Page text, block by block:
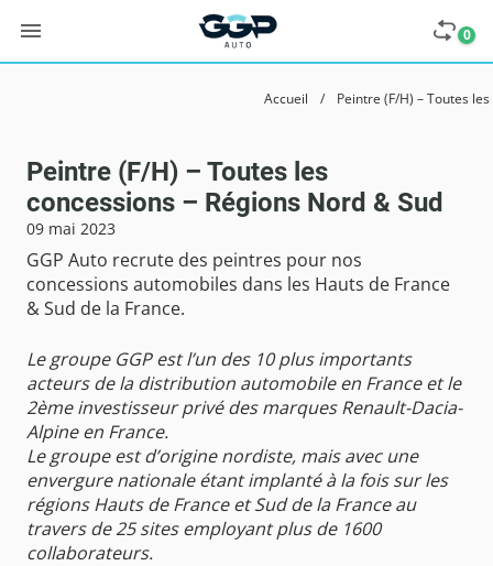
0
Accueil / Peintre (F/H) – Toutes
Peintre (F/H) – Toutes les
concessions – Régions Nord & Sud
09 mai 2023
GGP Auto recrute des peintres pour nos
concessions automobiles dans les Hauts de France
& Sud de la France.
Le groupe GGP est l’un des 10 plus importants
acteurs de la distribution automobile en France et le
2ème investisseur privé des marques Renault-Dacia-
Alpine en France.
Le groupe est d’origine nordiste, mais avec une
envergure nationale étant implanté à la fois sur les
régions Hauts de France et Sud de la France au
travers de 25 sites employant plus de 1600
collaborateurs.